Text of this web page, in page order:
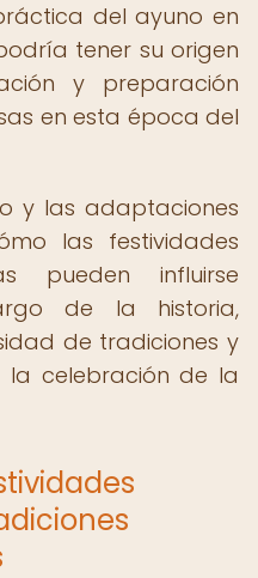
del ayuno en
tener su origen
y preparación
en esta época del
y las adaptaciones
las festividades
pueden influirse
de la historia,
de tradiciones y
la celebración de la